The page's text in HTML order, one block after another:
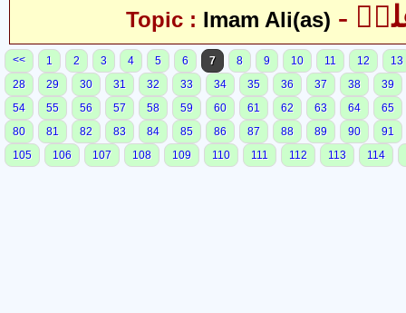
Topic : Imam Ali(as)
<< 1 2 3 4 5 6 7 8 9 10 11 12
13
28
29 30 31 32 33 34 35 36 37 38
39
54
55 56 57 58 59 60 61 62 63 64
65
80
81 82 83 84 85 86 87 88 89 90
91
105
106 107 108 109 110 111 112 113 114